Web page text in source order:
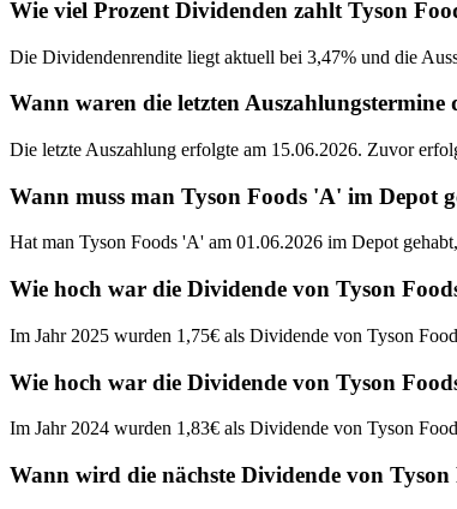
Wie viel Prozent Dividenden zahlt Tyson
Die Dividendenrendite liegt aktuell bei 3,47% und die
Wann waren die letzten
Die letzte Auszahlung erfolgte am 15.06.2026. Zuvor
Wann muss man Tyson Foods 'A' im Depot
Hat man Tyson Foods 'A' am 01.06.2026 im Depot
Wie hoch war die Dividende von Tyson
Im Jahr 2025 wurden 1,75€ als Dividende von Tyson
Wie hoch war die Dividende von Tyson
Im Jahr 2024 wurden 1,83€ als Dividende von Tyson
Wann wird die nächste Dividende von